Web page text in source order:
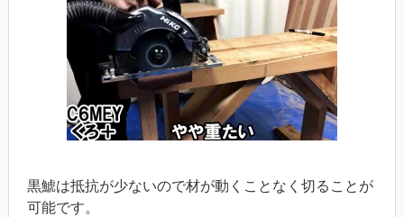
黒鯱は抵抗が少ないので材が動くことなく切ることが
可能です。